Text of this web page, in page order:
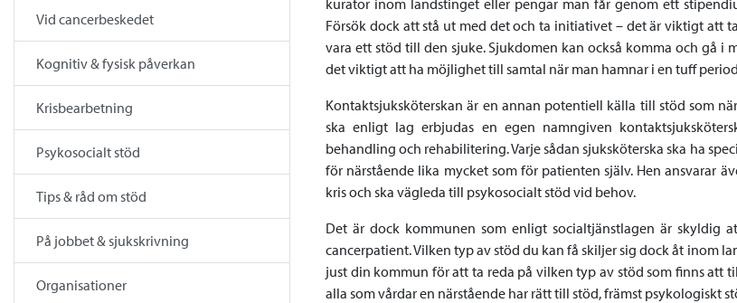
Vid cancerbeskedet
Kognitiv & fysisk påverkan
Krisbearbetning
Psykosocialt stöd
Tips & råd om stöd
På jobbet & sjukskrivning
Organisationer
kurator inom landstinget eller pengar man får genom ett
Försök dock att stå ut med det och ta initiativet – det är viktigt att
vara ett stöd till den sjuke. Sjukdomen kan också komma och gå i
det viktigt att ha möjlighet till samtal när man hamnar i en tuff
Kontaktsjuksköterskan är en annan potentiell källa till stöd som
ska enligt lag erbjudas en egen namngiven
behandling och rehabilitering. Varje sådan sjuksköterska ska ha
för närstående lika mycket som för patienten själv. Hen ansvarar
kris och ska vägleda till psykosocialt stöd vid behov.
Det är dock kommunen som enligt socialtjänstlagen är skyldig
cancerpatient. Vilken typ av stöd du kan få skiljer sig dock åt inom
just din kommun för att ta reda på vilken typ av stöd som finns att
alla som vårdar en närstående har rätt till stöd, främst psykologiskt